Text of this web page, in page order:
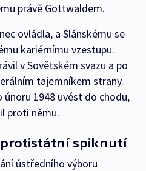
právě Gottwaldem.
ovládla, a Slánskému se
kariérnímu vzestupu.
v Sovětském svazu a po
tajemníkem strany.
1948 uvést do chodu,
proti němu.
protistátní spiknutí
ústředního výboru